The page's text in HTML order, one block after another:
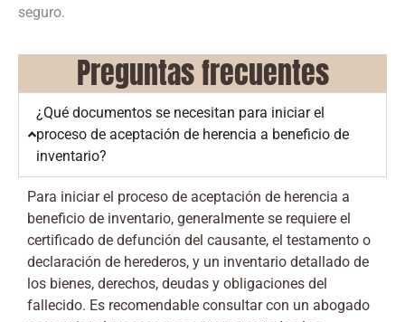
seguro.
Preguntas frecuentes
¿Qué documentos se necesitan para iniciar el
proceso de aceptación de herencia a beneficio de
inventario?
Para iniciar el proceso de aceptación de herencia a
beneficio de inventario, generalmente se requiere el
certificado de defunción del causante, el testamento o
declaración de herederos, y un inventario detallado de
los bienes, derechos, deudas y obligaciones del
fallecido. Es recomendable consultar con un abogado